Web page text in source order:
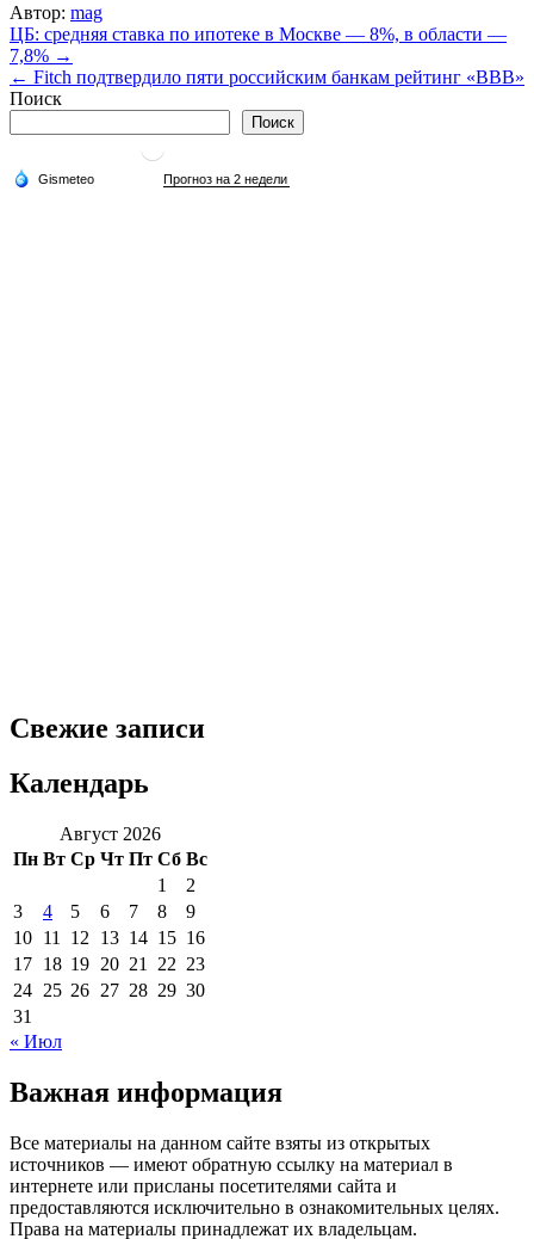
Автор: mag
Навигация
по
записям
ЦБ: средняя ставка по ипотеке в Москве — 8%, в области —
7,8% →
← ​Fitch подтвердило пяти российским банкам рейтинг «BBB»
Поиск
Поиск
Свежие записи
Календарь
Август 2026
Пн Вт Ср Чт Пт Сб Вс
1
2
3
4 5 6 7 8
9
10 11 12 13 14 15 16
17 18 19 20 21 22 23
24 25 26 27 28 29 30
31
« Июл
Важная информация
Все материалы на данном сайте взяты из открытых
источников — имеют обратную ссылку на материал в
интернете или присланы посетителями сайта и
предоставляются исключительно в ознакомительных целях.
Права на материалы принадлежат их владельцам.